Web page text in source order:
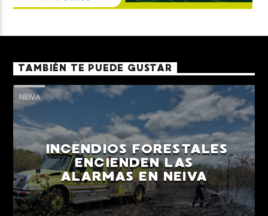
TAMBIÉN TE PUEDE GUSTAR
NEIVA
INCENDIOS FORESTALES
ENCIENDEN LAS
ALARMAS EN NEIVA